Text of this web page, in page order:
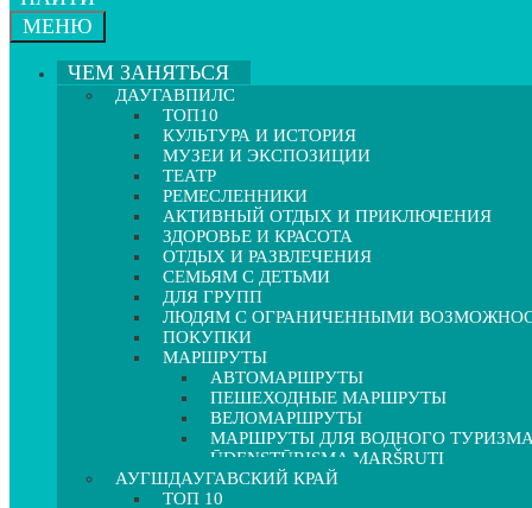
МЕНЮ
ЧЕМ ЗАНЯТЬСЯ
ДАУГАВПИЛС
ТОП10
КУЛЬТУРА И ИСТОРИЯ
МУЗЕИ И ЭКСПОЗИЦИИ
ТЕАТР
РЕМЕСЛЕННИКИ
АКТИВНЫЙ ОТДЫХ И ПРИКЛЮЧЕНИЯ
ЗДОРОВЬЕ И КРАСОТА
ОТДЫХ И РАЗВЛЕЧЕНИЯ
СЕМЬЯМ С ДЕТЬМИ
ДЛЯ ГРУПП
ЛЮДЯМ С ОГРАНИЧЕННЫМИ
ПОКУПКИ
МАРШРУТЫ
АВТОМАРШРУТЫ
ПЕШЕХОДНЫЕ МАРШРУТЫ
ВЕЛОМАРШРУТЫ
МАРШРУТЫ ДЛЯ ВОДНОГО ТУРИЗМА
ŪDENSTŪRISMA MARŠRUTI
АУГШДАУГАВСКИЙ КРАЙ
ТОП 10